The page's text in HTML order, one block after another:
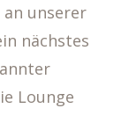
unserer
nächstes
Lounge